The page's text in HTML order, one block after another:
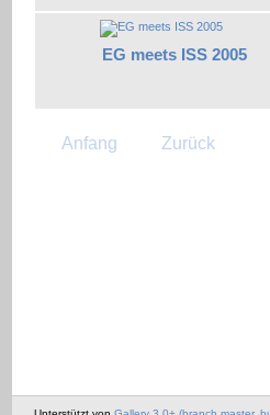
EG meets ISS 2005
Anfang Zurück